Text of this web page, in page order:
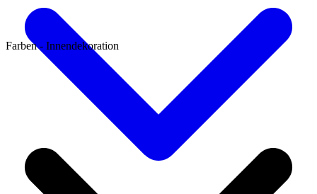
Farben - Innendekoration